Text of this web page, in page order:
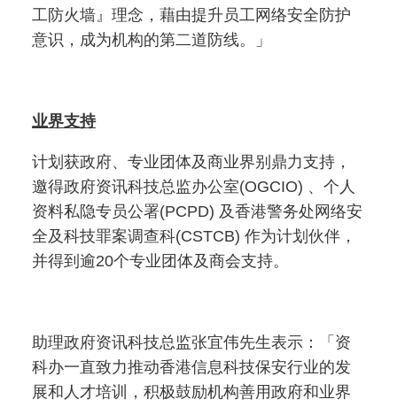
工防火墙』理念，藉由提升员工网络安全防护
意识，成为机构的第二道防线​。」
业界支持
计划获政府、专业团体及商业界别鼎力支持，
邀得政府资讯科技总监办公室(OGCIO) 、个人
资料私隐专员公署(PCPD) 及香港警务处网络安
全及科技罪案调查科(CSTCB) 作为计划伙伴，
并得到逾20个专业团体及商会支持。
助理政府资讯科技总监张宜伟先生表示：「资
科办一直致力推动香港信息科技保安行业的发
展和人才培训，积极鼓励机构善用政府和业界